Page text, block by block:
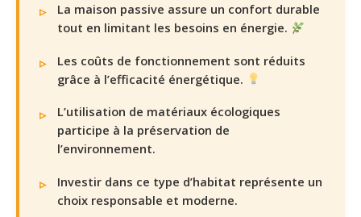
La maison passive assure un confort durable
tout en limitant les besoins en énergie.
Les coûts de fonctionnement sont réduits
grâce à l’efficacité énergétique.
L’utilisation de matériaux écologiques
participe à la préservation de
l’environnement.
Investir dans ce type d’habitat représente un
choix responsable et moderne.